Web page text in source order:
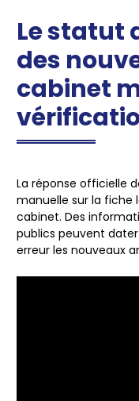
Le statut
des
cabinet
La réponse officielle
manuelle sur la fiche
cabinet. Des
publics peuvent
erreur les nouveaux